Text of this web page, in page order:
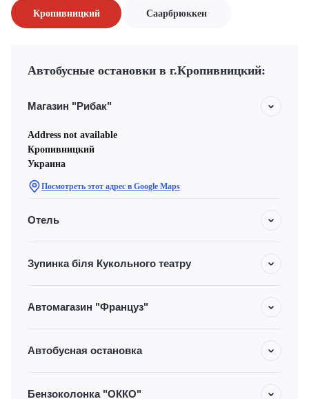
Кропивницкий Саарбрюккен
Автобусные остановки в г.Кропивницкий:
Магазин "Рибак"
Address not available
Кропивницкий
Украина
Посмотреть этот адрес в Google Maps
Отель
Зупинка біля Кукольного театру
Автомагазин "Француз"
Автобусная остановка
Бензоколонка "ОККО"